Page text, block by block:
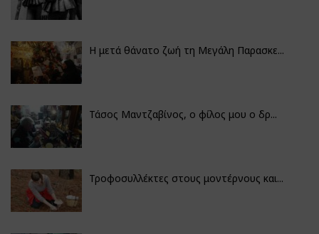
Η μετά θάνατο ζωή τη Μεγάλη Παρασκε...
Τάσος Μαντζαβίνος, ο φίλος μου ο δρ...
Τροφοσυλλέκτες στους μοντέρνους και...